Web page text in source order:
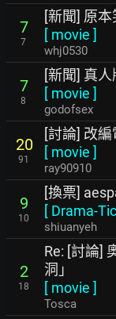
7
7
[新聞] 原
[ movie ]
whj0530
7
8
[新聞] 真
[ movie ]
godofsex
20
91
[討論] 改
[ movie ]
ray90910
9
10
[換票]
[ Drama-
shiuanyeh
2
18
Re: [討論]
洞」
[ movie ]
Tosca